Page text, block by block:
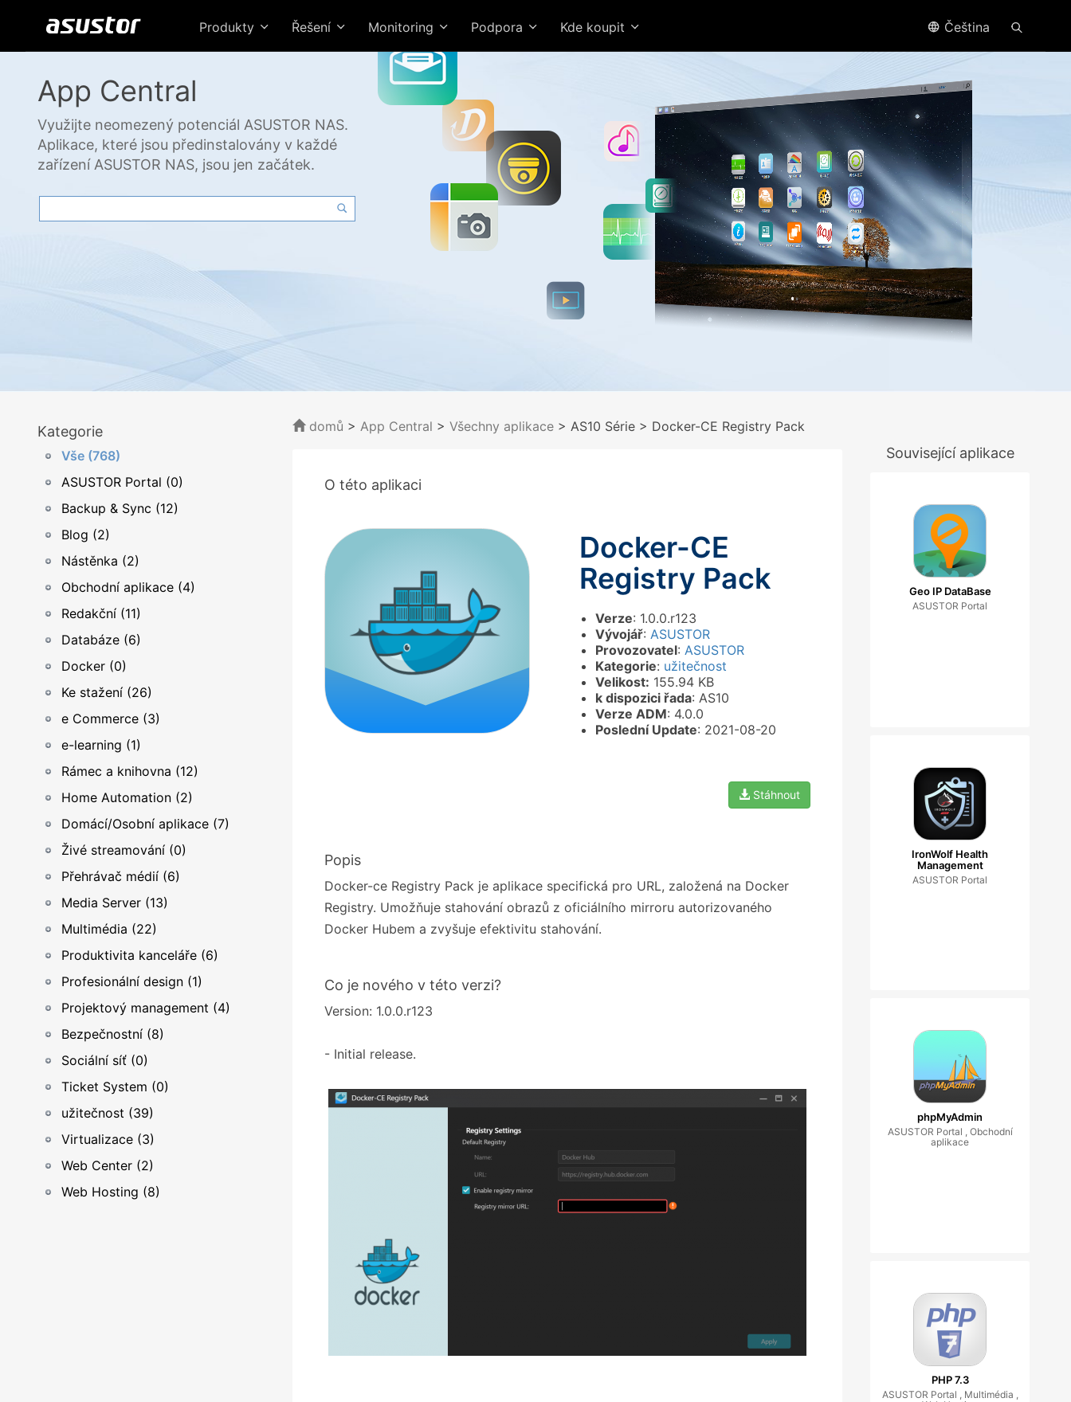
Produkty Řešení Monitoring Podpora Kde koupit Čeština
App Central
Využijte neomezený potenciál ASUSTOR NAS.
Aplikace, které jsou předinstalovány v každé
zařízení ASUSTOR NAS, jsou jen začátek.
Kategorie
Vše (768)
ASUSTOR Portal (0)
Backup & Sync (12)
Blog (2)
Nástěnka (2)
Obchodní aplikace (4)
Redakční (11)
Databáze (6)
Docker (0)
Ke stažení (26)
e Commerce (3)
e-learning (1)
Rámec a knihovna (12)
Home Automation (2)
Domácí/Osobní aplikace (7)
Živé streamování (0)
Přehrávač médií (6)
Media Server (13)
Multimédia (22)
Produktivita kanceláře (6)
Profesionální design (1)
Projektový management (4)
Bezpečnostní (8)
Sociální síť (0)
Ticket System (0)
užitečnost (39)
Virtualizace (3)
Web Center (2)
Web Hosting (8)
domů > App Central > Všechny aplikace > AS10 Série > Docker-CE Registry Pack
O této aplikaci
Docker-CE
Registry Pack
Verze: 1.0.0.r123
Vývojář: ASUSTOR
Provozovatel: ASUSTOR
Kategorie: užitečnost
Velikost: 155.94 KB
k dispozici řada: AS10
Verze ADM: 4.0.0
Poslední Update: 2021-08-20
Stáhnout
Popis
Docker-ce Registry Pack je aplikace specifická pro URL, založená na Docker
Registry. Umožňuje stahování obrazů z oficiálního mirroru autorizovaného
Docker Hubem a zvyšuje efektivitu stahování.
Co je nového v této verzi?
Version: 1.0.0.r123
- Initial release.
Související aplikace
Geo IP DataBase
ASUSTOR Portal
IronWolf Health
Management
ASUSTOR Portal
phpMyAdmin
ASUSTOR Portal , Obchodní
aplikace
PHP 7.3
ASUSTOR Portal , Multimédia ,